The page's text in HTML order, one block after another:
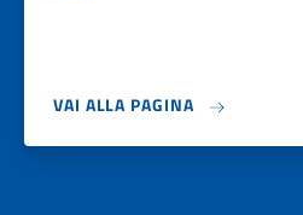
VAI ALLA PAGINA